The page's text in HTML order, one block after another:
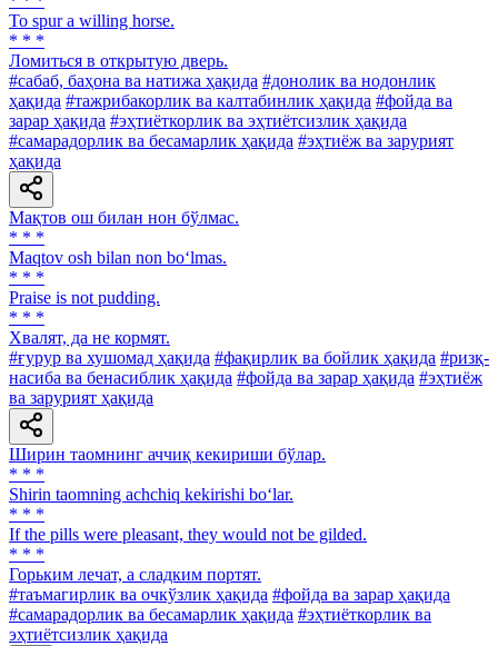
To spur a willing horse.
* * *
Ломиться в открытую дверь.
#сабаб, баҳона ва натижа ҳақида #донолик ва нодонлик
ҳақида #тажрибакорлик ва калтабинлик ҳақида #фойда ва
зарар ҳақида #эҳтиёткорлик ва эҳтиётсизлик ҳақида
#самарадорлик ва бесамарлик ҳақида #эҳтиёж ва зарурият
ҳақида
Мақтов ош билан нон бўлмас.
* * *
Maqtov osh bilan non bo‘lmas.
* * *
Praise is not pudding.
* * *
Хвалят, да не кормят.
#ғурур ва хушомад ҳақида #фақирлик ва бойлик ҳақида #ризқ-
насиба ва бенасиблик ҳақида #фойда ва зарар ҳақида #эҳтиёж
ва зарурият ҳақида
Ширин таомнинг аччиқ кекириши бўлар.
* * *
Shirin taomning achchiq kekirishi bo‘lar.
* * *
If the pills were pleasant, they would not be gilded.
* * *
Горьким лечат, а сладким портят.
#таъмагирлик ва очкўзлик ҳақида #фойда ва зарар ҳақида
#самарадорлик ва бесамарлик ҳақида #эҳтиёткорлик ва
эҳтиётсизлик ҳақида